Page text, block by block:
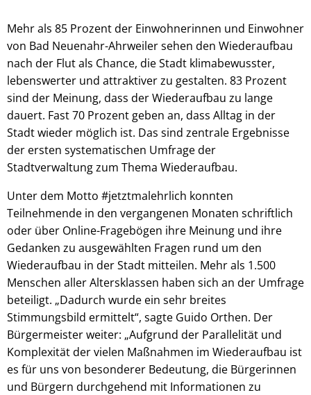
Mehr als 85 Prozent der Einwohnerinnen und Einwohner
von Bad Neuenahr-Ahrweiler sehen den Wiederaufbau
nach der Flut als Chance, die Stadt klimabewusster,
lebenswerter und attraktiver zu gestalten. 83 Prozent
sind der Meinung, dass der Wiederaufbau zu lange
dauert. Fast 70 Prozent geben an, dass Alltag in der
Stadt wieder möglich ist. Das sind zentrale Ergebnisse
der ersten systematischen Umfrage der
Stadtverwaltung zum Thema Wiederaufbau.
Unter dem Motto #jetztmalehrlich konnten
Teilnehmende in den vergangenen Monaten schriftlich
oder über Online-Fragebögen ihre Meinung und ihre
Gedanken zu ausgewählten Fragen rund um den
Wiederaufbau in der Stadt mitteilen. Mehr als 1.500
Menschen aller Altersklassen haben sich an der Umfrage
beteiligt. „Dadurch wurde ein sehr breites
Stimmungsbild ermittelt“, sagte Guido Orthen. Der
Bürgermeister weiter: „Aufgrund der Parallelität und
Komplexität der vielen Maßnahmen im Wiederaufbau ist
es für uns von besonderer Bedeutung, die Bürgerinnen
und Bürgern durchgehend mit Informationen zu